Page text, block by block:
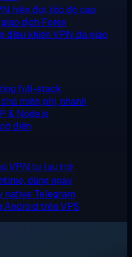
hiện đại, tốc độ cao
dịch Forex
điều khiển VPN đa giao
full-stack
miễn phí, nhanh
& Node.js
điển
VPN tự lưu trữ
dùng ngay
native Telegram
Android trên VPS